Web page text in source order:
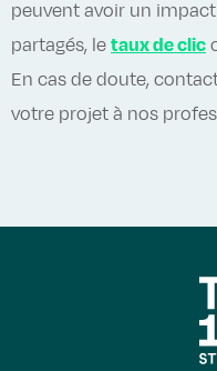
peuvent avoir un
partagés, le taux de clic
En cas de doute,
votre projet à nos